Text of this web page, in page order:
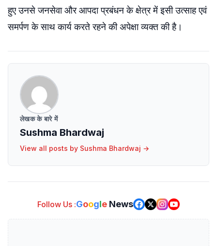
हुए उनसे जनसेवा और आपदा प्रबंधन के क्षेत्र में इसी उत्साह एवं
समर्पण के साथ कार्य करते रहने की अपेक्षा व्यक्त की है।
लेखक के बारे में
Sushma Bhardwaj
View all posts by Sushma Bhardwaj →
Follow Us :Google News